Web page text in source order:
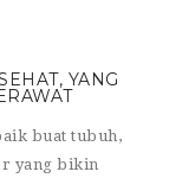
YANG
buat tubuh,
yang bikin